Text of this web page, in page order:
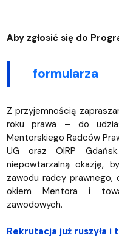
Aby zgłosić się do
formularza
Z przyjemnością
roku prawa – do
Mentorskiego Radców
UG oraz OIRP
niepowtarzalną okazję,
zawodu radcy
okiem Mentora i
zawodowych.
Rekrutacja już ruszyła i